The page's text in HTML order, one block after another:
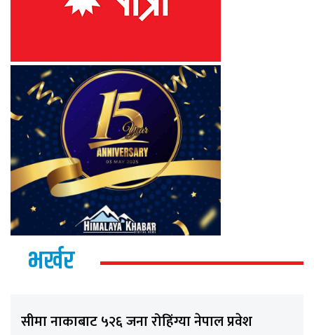
भर्खर
सीमा नाकाबाट ५२६ जना रोहिंग्या नेपाल प्रवेश